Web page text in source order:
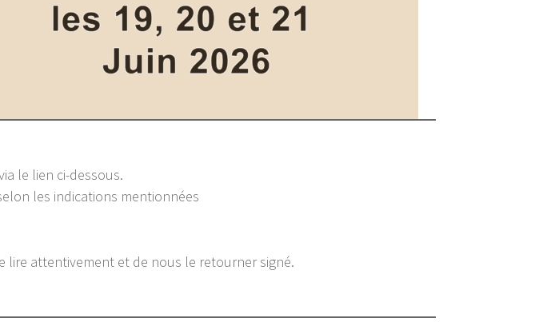
le lien ci-dessous.
les indications mentionnées
lire attentivement et de nous le retourner signé.